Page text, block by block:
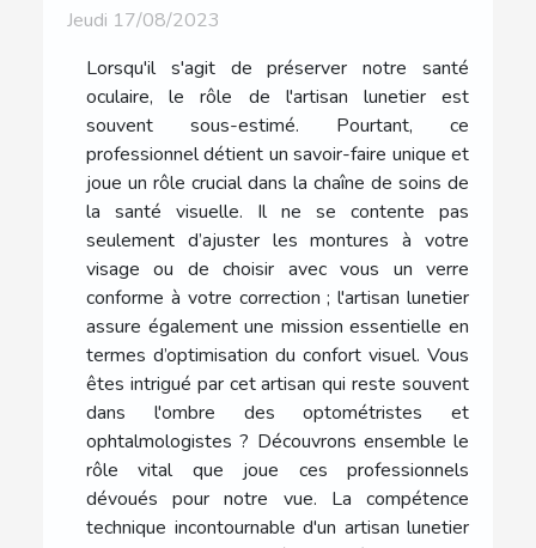
Jeudi 17/08/2023
Lorsqu'il s'agit de préserver notre santé
oculaire, le rôle de l'artisan lunetier est
souvent sous-estimé. Pourtant, ce
professionnel détient un savoir-faire unique et
joue un rôle crucial dans la chaîne de soins de
la santé visuelle. Il ne se contente pas
seulement d’ajuster les montures à votre
visage ou de choisir avec vous un verre
conforme à votre correction ; l'artisan lunetier
assure également une mission essentielle en
termes d’optimisation du confort visuel. Vous
êtes intrigué par cet artisan qui reste souvent
dans l'ombre des optométristes et
ophtalmologistes ? Découvrons ensemble le
rôle vital que joue ces professionnels
dévoués pour notre vue. La compétence
technique incontournable d'un artisan lunetier